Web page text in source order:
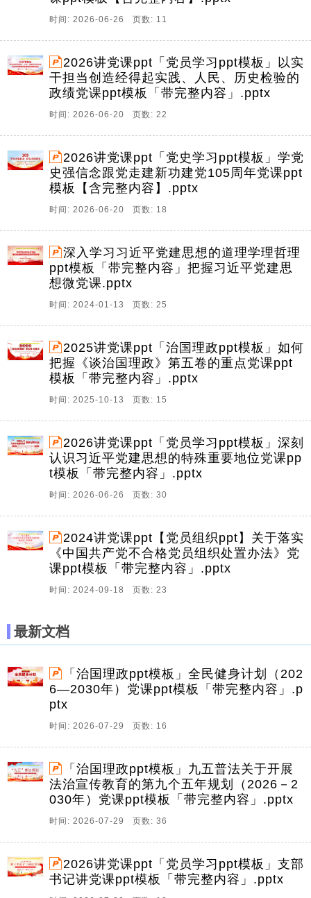
时间: 2026-06-26 页数: 11
2026讲党课ppt「党员学习ppt模板」以实
干担当创造经得起实践、人民、历史检验的
政绩党课ppt模板「带完整内容」.pptx
时间: 2026-06-20 页数: 22
2026讲党课ppt「党史学习ppt模板」学党
史强信念跟党走建新功建党105周年党课ppt
模板【含完整内容】.pptx
时间: 2026-06-20 页数: 18
深入学习习近平党建思想的道理学理哲理
ppt模板「带完整内容」把握习近平党建思
想微党课.pptx
时间: 2024-01-13 页数: 25
2025讲党课ppt「治国理政ppt模板」如何
把握《谈治国理政》第五卷的重点党课ppt
模板「带完整内容」.pptx
时间: 2025-10-13 页数: 15
2026讲党课ppt「党员学习ppt模板」深刻
认识习近平党建思想的特殊重要地位党课pp
t模板「带完整内容」.pptx
时间: 2026-06-26 页数: 30
2024讲党课ppt【党员组织ppt】关于落实
《中国共产党不合格党员组织处置办法》党
课ppt模板「带完整内容」.pptx
时间: 2024-09-18 页数: 23
最新文档
「治国理政ppt模板」全民健身计划（202
6—2030年）党课ppt模板「带完整内容」.p
ptx
时间: 2026-07-29 页数: 16
「治国理政ppt模板」九五普法关于开展
法治宣传教育的第九个五年规划（2026－2
030年）党课ppt模板「带完整内容」.pptx
时间: 2026-07-29 页数: 36
2026讲党课ppt「党员学习ppt模板」支部
书记讲党课ppt模板「带完整内容」.pptx